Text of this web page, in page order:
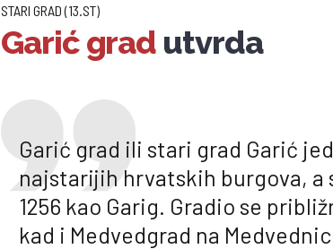
STARI GRAD (13.ST)
Garić grad utvrda
Garić grad ili stari grad Garić
najstarijih hrvatskih burgova, a
1256 kao Garig. Gradio se
kad i Medvedgrad na